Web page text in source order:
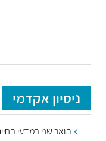
ניסיון אקדמי
תואר שני במדעי